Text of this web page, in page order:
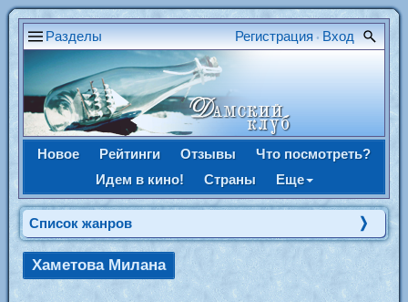
Разделы Регистрация • Вход
Новое Рейтинги Отзывы
Что посмотреть?
Идем в кино!
Страны Еще
Список жанров
Хаметова Милана